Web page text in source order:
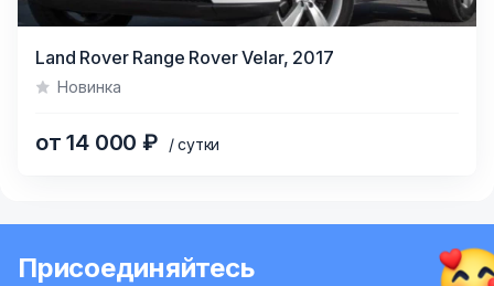
Land Rover Range Rover Velar, 2017
Новинка
от 14 000 ₽ / сутки
Присоединяйтесь